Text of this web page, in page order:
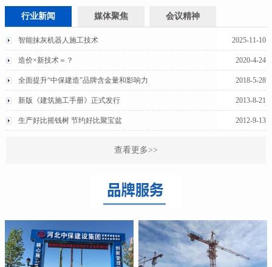
行业新闻 媒体聚焦 会议精神
智能抹灰机器人施工技术 2025-11-10
造价×新技术＝？ 2020-4-24
全面提升“中保建造”品牌含金量和影响力 2018-5-28
新版《建筑施工手册》正式发行 2013-8-21
生产好比摇钱树 节约好比聚宝盆 2012-9-13
查看更多>>